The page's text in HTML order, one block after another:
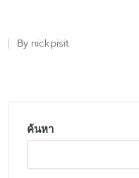
Posted
By nickpisit
ค้นหา